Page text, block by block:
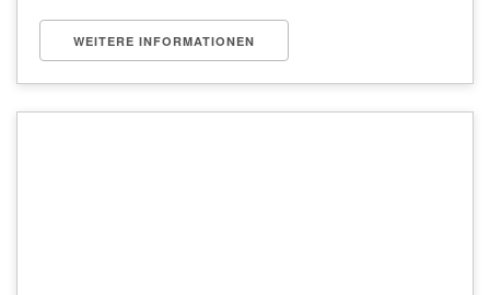
WEITERE INFORMATIONEN